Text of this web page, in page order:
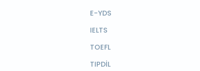
E-YDS
IELTS
TOEFL
TIPDİL